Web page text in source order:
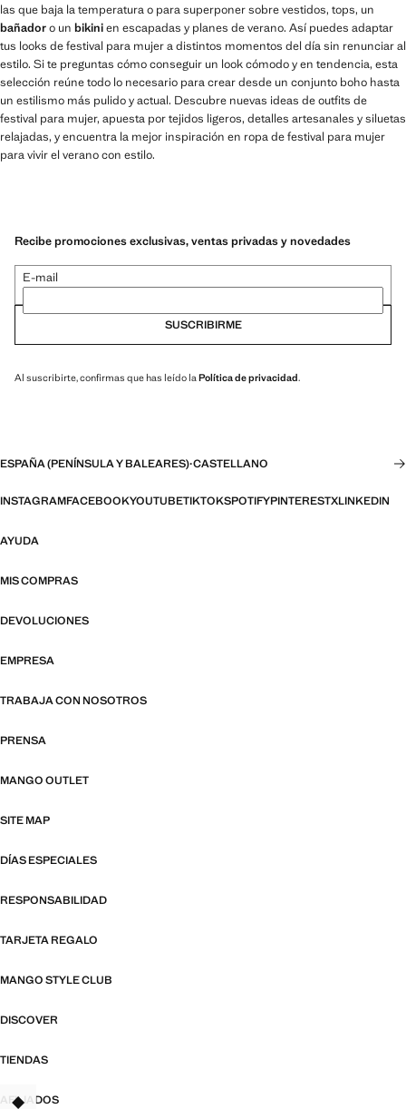
las que baja la temperatura o para superponer sobre vestidos, tops, un
bañadoro un bikinien escapadas y planes de verano. Así puedes adaptar
tus looks de festival para mujer a distintos momentos del día sin renunciar al
estilo. Si te preguntas cómo conseguir un look cómodo y en tendencia, esta
selección reúne todo lo necesario para crear desde un conjunto boho hasta
un estilismo más pulido y actual. Descubre nuevas ideas de outfits de
festival para mujer, apuesta por tejidos ligeros, detalles artesanales y siluetas
relajadas, y encuentra la mejor inspiración en ropa de festival para mujer
para vivir el verano con estilo.
Recibe promociones exclusivas, ventas privadas y novedades
E-mail
SUSCRIBIRME
Al suscribirte, confirmas que has leído la Política de privacidad.
ESPAÑA (PENÍNSULA Y BALEARES)·CASTELLANO
INSTAGRAMFACEBOOKYOUTUBETIKTOKSPOTIFYPINTERESTXLINKEDIN
AYUDA
MIS COMPRAS
DEVOLUCIONES
EMPRESA
TRABAJA CON NOSOTROS
PRENSA
MANGO OUTLET
SITE MAP
DÍAS ESPECIALES
RESPONSABILIDAD
TARJETA REGALO
MANGO STYLE CLUB
DISCOVER
TIENDAS
AFILIADOS